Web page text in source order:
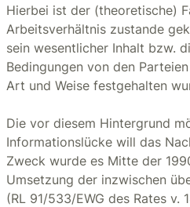
Hierbei ist der (theoretische)
Arbeitsverhältnis zustande
sein wesentlicher Inhalt bzw.
Bedingungen von den
Art und Weise festgehalten
Die vor diesem Hintergrund
Informationslücke will das
Zweck wurde es Mitte der
Umsetzung der inzwischen
(RL 91/533/EWG des Rates v.